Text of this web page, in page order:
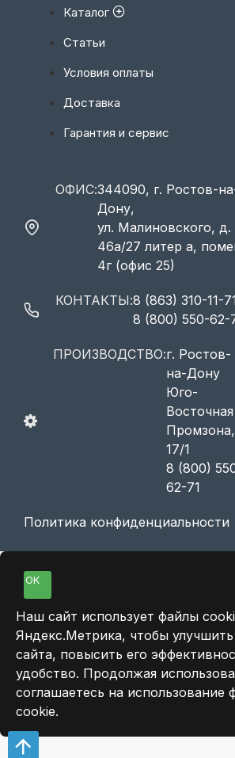
Каталог
Статьи
Условия оплаты
Доставка
Гарантия и сервис
ОФИС:344090, г. Ростов-
Дону,
ул. Малиновского, д.
46а/27 литер а,
4г (офис 25)
КОНТАКТЫ:8 (863) 310-11-
8 (800) 550-62-
ПРОИЗВОДСТВО:г. Ростов-
на-Дону
Юго-
Восточная
Промзона,
17/1
8 (800)
62-71
Политика конфиденциальности
OK
Наш сайт использует файлы
Яндекс.Метрика, чтобы
сайта, повысить его
удобство. Продолжая
соглашаетесь на использование
cookie.